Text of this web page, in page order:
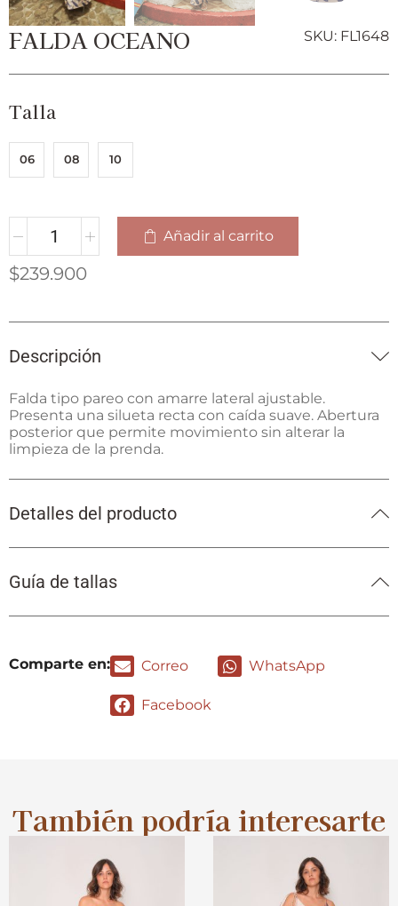
FALDA OCEANO SKU: FL1648
Talla
06 08 10
Añadir al carrito
$239.900
Descripción
Falda tipo pareo con amarre lateral ajustable.
Presenta una silueta recta con caída suave. Abertura
posterior que permite movimiento sin alterar la
limpieza de la prenda.
Detalles del producto
Guía de tallas
Comparte en: Correo WhatsApp
Facebook
También podría interesarte